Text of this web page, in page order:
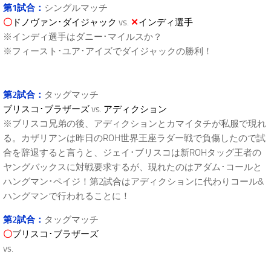
第1試合： シングルマッチ
〇 ドノヴァン･ダイジャック vs. ✕インディ選手
※インディ選手はダニー･マイルスか？
※フィースト･ユア･アイズでダイジャックの勝利！
第2試合： タッグマッチ
ブリスコ･ブラザーズvs. アディクション
※ブリスコ兄弟の後、アディクションとカマイタチが私服で現れ
る。カザリアンは昨日のROH世界王座ラダー戦で負傷したので試
合を辞退すると言うと、ジェイ･ブリスコは新ROHタッグ王者の
ヤングバックスに対戦要求するが、現れたのはアダム･コールと
ハングマン･ペイジ！第2試合はアディクションに代わりコール&
ハングマンで行われることに！
第2試合： タッグマッチ
〇ブリスコ･ブラザーズ
vs.